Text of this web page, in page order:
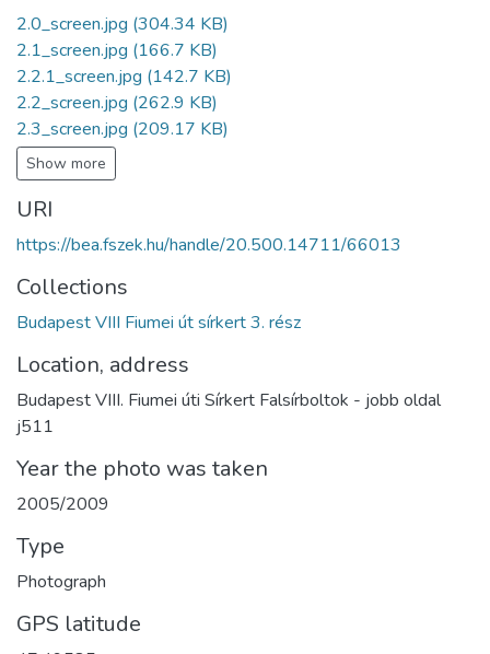
2.0_screen.jpg (304.34 KB)
2.1_screen.jpg (166.7 KB)
2.2.1_screen.jpg (142.7 KB)
2.2_screen.jpg (262.9 KB)
2.3_screen.jpg (209.17 KB)
Show more
URI
https://bea.fszek.hu/handle/20.500.14711/66013
Collections
Budapest VIII Fiumei út sírkert 3. rész
Location, address
Budapest VIII. Fiumei úti Sírkert Falsírboltok - jobb oldal
j511
Year the photo was taken
2005/2009
Type
Photograph
GPS latitude